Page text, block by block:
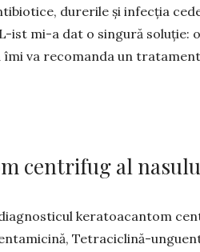
durerile și infecția
ist mi-a dat o singură soluție:
îmi va recomanda un
centrifug al
keratoacantom
Te­traciclină-